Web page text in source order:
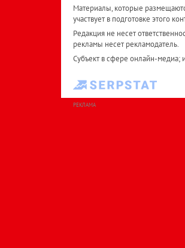
Материалы, которые
участвует в подготовке этого
Редакция не несет
рекламы несет рекламодатель.
Субъект в сфере онлайн-медиа;
РЕКЛАМА